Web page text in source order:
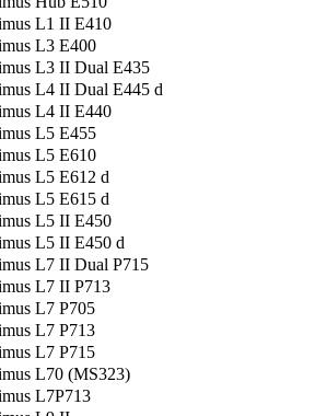
L1 II E410
L3 E400
L3 II Dual E435
L4 II Dual E445 d
L4 II E440
L5 E455
L5 E610
L5 E612 d
L5 E615 d
L5 II E450
L5 II E450 d
L7 II Dual P715
L7 II P713
L7 P705
L7 P713
L7 P715
L70 (MS323)
L7P713